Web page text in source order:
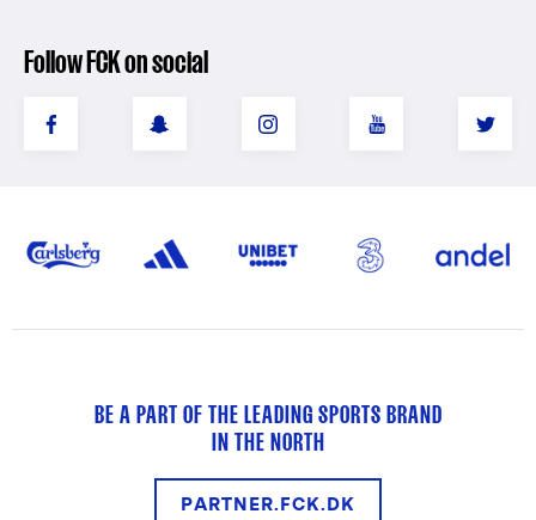
Follow FCK on social
BE A PART OF THE LEADING SPORTS BRAND
IN THE NORTH
PARTNER.FCK.DK